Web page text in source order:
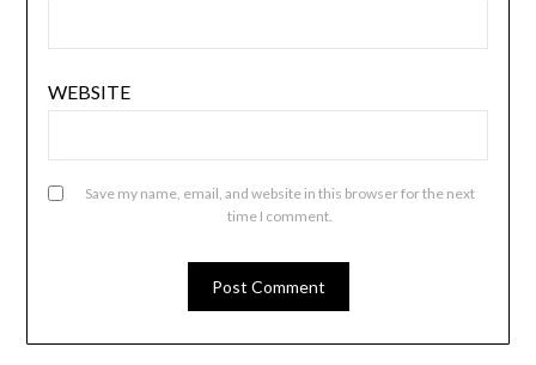
WEBSITE
Save my name, email, and website in this browser for the next
time I comment.